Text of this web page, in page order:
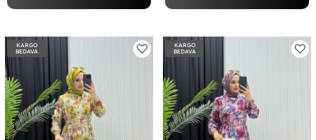
KARGO
BEDAVA
KARGO
BEDAVA